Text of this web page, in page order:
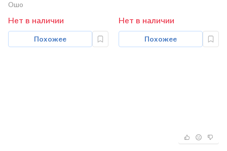
Ошо
Нет в наличии
Похожее
книг)
Нет в наличии
Похожее